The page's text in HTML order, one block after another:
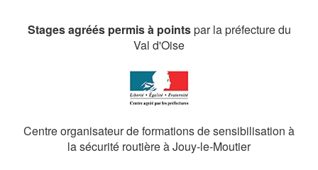
Stages agréés permis à pointspar la préfecture du
Val d'Oise
Centre organisateur de formations de sensibilisation à
la sécurité routière à Jouy-le-Moutier